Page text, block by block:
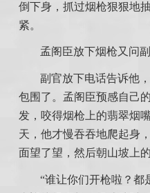
倒下身，抓过烟枪狠狠地
紧。
孟阁臣放下烟枪又问
副官放下电话告诉他
包围了。孟阁臣预感自己
发，咬得烟枪上的翡翠烟
天，他才慢吞吞地爬起身
面望了望，然后朝山坡上
“谁让你们开枪啦？都